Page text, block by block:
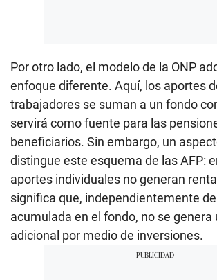
Por otro lado, el modelo de la ONP
enfoque diferente. Aquí, los aportes
trabajadores se suman a un fondo
servirá como fuente para las
beneficiarios. Sin embargo, un
distingue este esquema de las AFP:
aportes individuales no generan
significa que, independientemente
acumulada en el fondo, no se
adicional por medio de inversiones.